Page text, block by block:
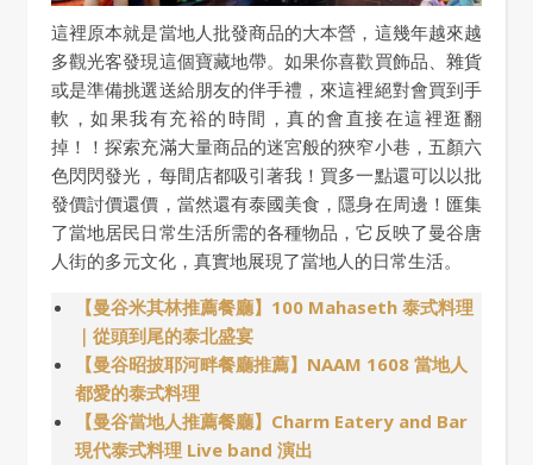
這裡原本就是當地人批發商品的大本營，這幾年越來越
多觀光客發現這個寶藏地帶。如果你喜歡買飾品、雜貨
或是準備挑選送給朋友的伴手禮，來這裡絕對會買到手
軟，如果我有充裕的時間，真的會直接在這裡逛翻
掉！！探索充滿大量商品的迷宮般的狹窄小巷，五顏六
色閃閃發光，每間店都吸引著我！買多一點還可以以批
發價討價還價，當然還有泰國美食，隱身在周邊！匯集
了當地居民日常生活所需的各種物品，它反映了曼谷唐
人街的多元文化，真實地展現了當地人的日常生活。
【曼谷米其林推薦餐廳】100 Mahaseth 泰式料理
｜從頭到尾的泰北盛宴
【曼谷昭披耶河畔餐廳推薦】NAAM 1608 當地人
都愛的泰式料理
【曼谷當地人推薦餐廳】Charm Eatery and Bar
現代泰式料理 Live band 演出